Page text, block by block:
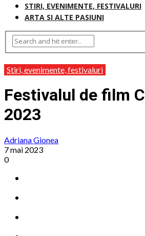
STIRI, EVENIMENTE, FESTIVALURI
ARTA SI ALTE PASIUNI
Stiri, evenimente, festivaluri
Festivalul de film
2023
Adriana Gionea
7 mai 2023
0